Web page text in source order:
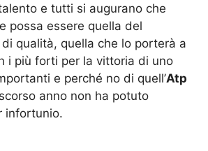
e tutti si augurano che
possa essere quella del
qualità, quella che lo porterà a
i più forti per la vittoria di uno
e perché no di quell’Atp
anno non ha potuto
infortunio.